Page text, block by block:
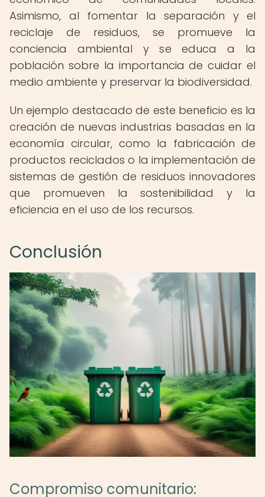
Asimismo, al fomentar la separación y el
reciclaje de residuos, se promueve la
conciencia ambiental y se educa a la
población sobre la importancia de cuidar el
medio ambiente y preservar la biodiversidad.
Un ejemplo destacado de este beneficio es la
creación de nuevas industrias basadas en la
economía circular, como la fabricación de
productos reciclados o la implementación de
sistemas de gestión de residuos innovadores
que promueven la sostenibilidad y la
eficiencia en el uso de los recursos.
Conclusión
Compromiso comunitario: